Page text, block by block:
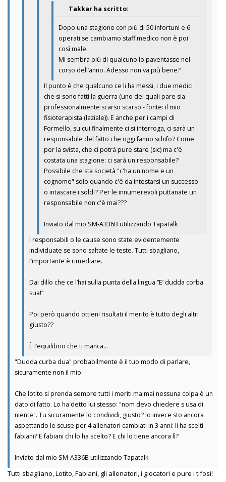
Takkar ha scritto:
Dopo una stagione con più di 50 infortuni e 6
operati se cambiamo staff medico non è poi
così male.
Mi sembra più di qualcuno lo paventasse nel
corso dell’anno. Adesso non va più bene?
Il punto è che qualcuno ce li ha messi, i due medici
che si sono fatti la guerra (uno dei quali pare sia
professionalmente scarso scarso - fonte: il mio
fisioterapista (laziale)). E anche per i campi di
Formello, su cui finalmente ci si interroga, ci sarà un
responsabile del fatto che oggi fanno schifo? Come
per la svista, che ci potrà pure stare (sic) ma c'è
costata una stagione: ci sarà un responsabile?
Possibile che sta società "c'ha un nome e un
cognome" solo quando c'è da intestarsi un successo
o intascare i soldi? Per le innumerevoli puttanate un
responsabile non c'è mai???
Inviato dal mio SM-A336B utilizzando Tapatalk
I responsabili o le cause sono state evidentemente
individuate se sono saltate le teste. Tutti sbagliano,
l’importante è rimediare.
Dai dillo che ce l’hai sulla punta della lingua:”E’ dudda corba
sua!”
Poi però quando ottieni risultati il merito è tutto degli altri
giusto??
È l’equilibrio che ti manca…
"Dudda curba dua" probabilmente è il tuo modo di parlare,
sicuramente non il mio.
Che lotito si prenda sempre tutti i meriti ma mai nessuna colpa è un
dato di fatto. Lo ha detto lui stesso: "nom devo chiedere s usa di
niente". Tu sicuramente lo condividi, giusto? Io invece sto ancora
aspettando le scuse per 4 allenatori cambiati in 3 anni: li ha scelti
fabiani? E fabiani chi lo ha scelto? E chi lo tiene ancora lì?
Inviato dal mio SM-A336B utilizzando Tapatalk
Tutti sbagliano, Lotito, Fabiani, gli allenatori, i giocatori e pure i tifosi!